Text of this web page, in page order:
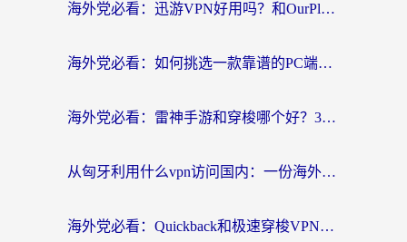
海外党必看：迅游VPN好用吗？和OurPlay VPN对比哪个回国效果更好？附真实体验测评
海外党必看：如何挑选一款靠谱的PC端VPN，让回国冲浪不再卡顿
海外党必看：雷神手游和穿梭哪个好？3步教你选对回国加速器（附实测对比）
从匈牙利用什么vpn访问国内：一份海外游子的网络归乡指南
海外党必看：Quickback和极速穿梭VPN好用吗？3步选对回国加速器实现无缝刷国内资源